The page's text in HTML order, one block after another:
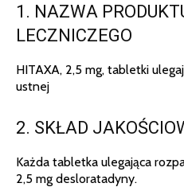
1. NAZWA
LECZNICZEGO
HITAXA, 2,5 mg, tabletki
ustnej
2. SKŁAD
Każda tabletka ulegająca
2,5 mg desloratadyny.